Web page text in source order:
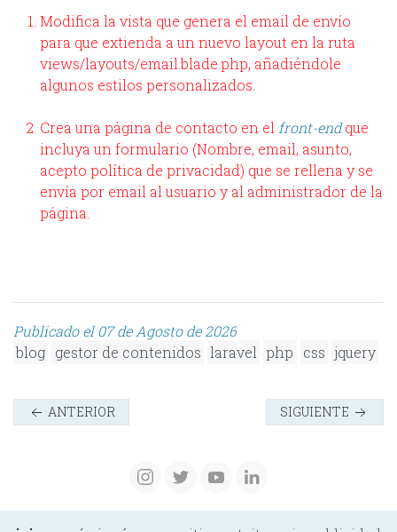
Modifica la vista que genera el email de envío
para que extienda a un nuevo layout en la ruta
views/layouts/email.blade.php, añadiéndole
algunos estilos personalizados.
Crea una página de contacto en el front-endque
incluya un formulario (Nombre, email, asunto,
acepto política de privacidad) que se rellena y se
envía por email al usuario y al administrador de la
página.
Publicado el 07 de Agosto de 2026
blog gestor de contenidos laravel php css jquery
ANTERIOR SIGUIENTE